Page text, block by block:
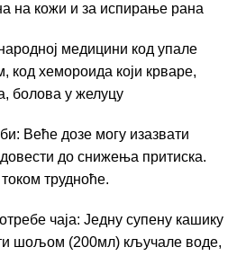
на кожи и за испирање рана
медицини код упале
код хемороида који крваре,
болова у желуцу
Веће дозе могу изазвати
до снижења притиска.
трудноће.
чаја: Једну супену кашику
шољом (200мл) кључале воде,